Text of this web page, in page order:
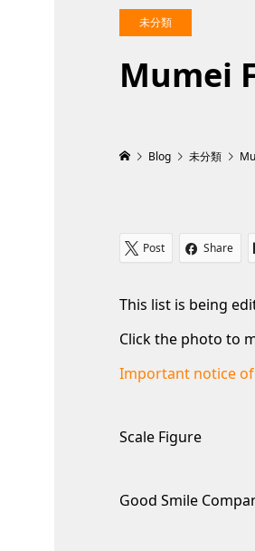
未分類
Mumei
Blog 未分類
Post Share
This list is being
Click the photo to
Important notice
Scale Figure
Good Smile